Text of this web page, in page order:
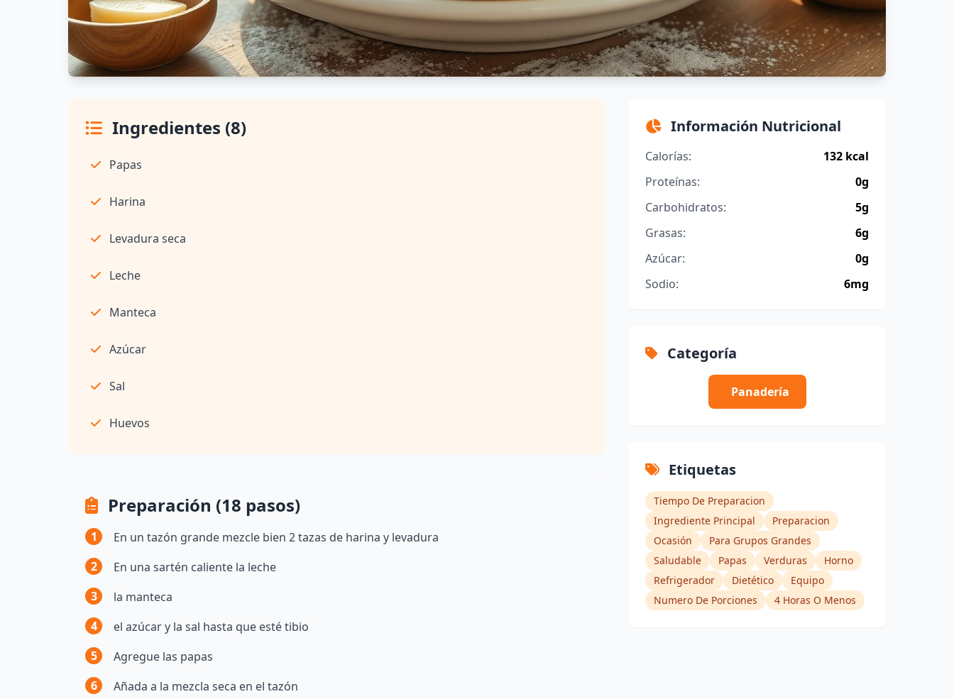
Ingredientes (8)
Papas
Harina
Levadura seca
Leche
Manteca
Azúcar
Sal
Huevos
Preparación (18 pasos)
1
En un tazón grande mezcle bien 2 tazas de harina y levadura
2
En una sartén caliente la leche
3
la manteca
4
el azúcar y la sal hasta que esté tibio
5
Agregue las papas
6
Añada a la mezcla seca en el tazón
Información Nutricional
Calorías:
132 kcal
Proteínas:
0g
Carbohidratos:
5g
Grasas:
6g
Azúcar:
0g
Sodio:
6mg
Categoría
Panadería
Etiquetas
Tiempo De Preparacion
Ingrediente Principal
Preparacion
Ocasión
Para Grupos Grandes
Saludable
Papas Verduras
Horno
Refrigerador
Dietético
Equipo
Numero De Porciones
4 Horas O Menos